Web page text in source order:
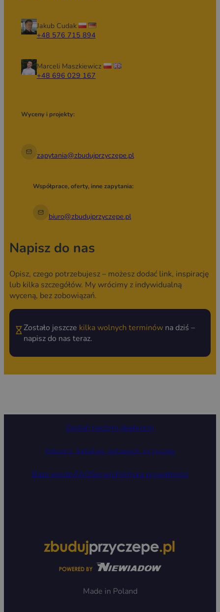
Jakub Cudak
+48 576 715 894
Marceli Maszkiewicz
+48 696 029 167
Wyceny i projekty:
zapytania@zbudujprzyczepe.pl
Współprace, oferty, inne zapytania:
biuro@zbudujprzyczepe.pl
Napisz do nas
Opisz, czego potrzebujesz – możesz dodać link, inspirację
lub kilka szczegółów. My wrócimy z indywidualną
wyceną, bez zobowiązań.
Zostało jeszcze kilka wolnych terminówna dziś –
napisz do nas teraz.
Zostań naszym dealerem
Pobierz katalog gotowych przyczep
Baza wiedzyFAQSerwisPolityka prywatności
Made in Poland